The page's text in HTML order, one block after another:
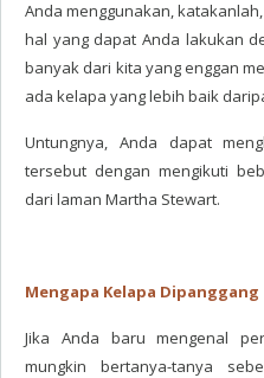
Anda menggunakan,
hal yang dapat Anda lakukan
banyak dari kita yang enggan
ada kelapa yang lebih baik
Untungnya, Anda dapat
tersebut dengan mengikuti
dari laman Martha Stewart.
Mengapa Kelapa Dipanggang
Jika Anda baru mengenal
mungkin bertanya-tanya